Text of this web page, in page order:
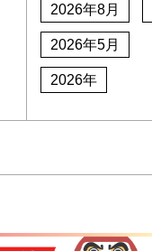
2026年8月
2026年5月
2026年